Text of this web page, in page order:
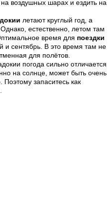
воздушных шарах и ездить на
летают круглый год, а
естественно, летом там
время для поездки
и сентябрь. В это время там не
для полётов.
погода сильно отличается
на солнце, может быть очень
запаситесь как